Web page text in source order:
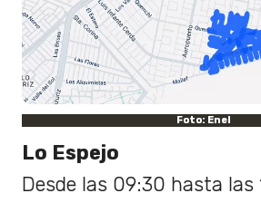
Foto: Enel
Lo Espejo
Desde las 09:30 hasta las